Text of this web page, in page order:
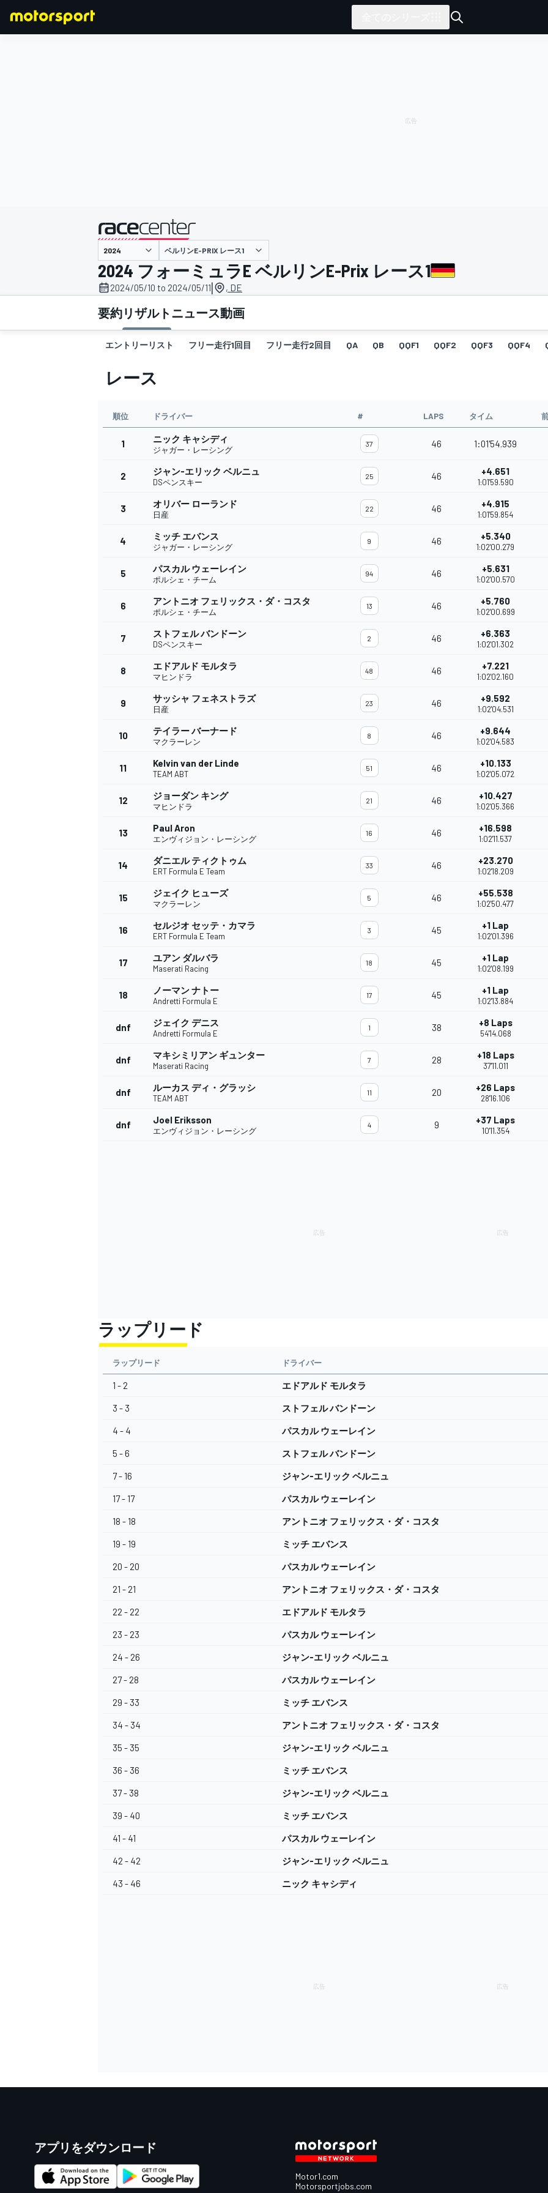
スーパーフォーミュラ
スーパーGT
フォーミュラE
すべてのカテゴリー
主催
ベルリンE-PRIX レース1
2024 フォーミュラE ベルリンE-Prix レース1
2024/05/10 to 2024/05/11| , DE
要約リザルト ニュース動画
エントリーリスト フリー走行1回目 フリー走行2回目 QA QB QQF1 QQF2 QQF3 QQF4
レース
順位 ドライバー # LAPS タイム
1 ニック キャシディ
ジャガー・レーシング
37 46 1:01'54.939
2 ジャン-エリック ベルニュ
DSペンスキー
25 46 +4.651
1:01'59.590
3 オリバー ローランド
日産
22 46 +4.915
1:01'59.854
4 ミッチ エバンス
ジャガー・レーシング
9 46 +5.340
1:02'00.279
5 パスカル ウェーレイン
ポルシェ・チーム
94 46 +5.631
1:02'00.570
6 アントニオ フェリックス・ダ・コスタ
ポルシェ・チーム
13 46 +5.760
1:02'00.699
7 ストフェル バンドーン
DSペンスキー
2 46 +6.363
1:02'01.302
8 エドアルド モルタラ
マヒンドラ
48 46 +7.221
1:02'02.160
9 サッシャ フェネストラズ
日産
23 46 +9.592
1:02'04.531
10 テイラー バーナード
マクラーレン
8 46 +9.644
1:02'04.583
11 Kelvin van der Linde
TEAM ABT
51 46 +10.133
1:02'05.072
12 ジョーダン キング
マヒンドラ
21 46 +10.427
1:02'05.366
13 Paul Aron
エンヴィジョン・レーシング
16 46 +16.598
1:02'11.537
14 ダニエル ティクトゥム
ERT Formula E Team
33 46 +23.270
1:02'18.209
15 ジェイク ヒューズ
マクラーレン
5 46 +55.538
1:02'50.477
16 セルジオ セッテ・カマラ
ERT Formula E Team
3 45 +1 Lap
1:02'01.396
17 ユアン ダルバラ
Maserati Racing
18 45 +1 Lap
1:02'08.199
18 ノーマン ナトー
Andretti Formula E
17 45 +1 Lap
1:02'13.884
dnf ジェイク デニス
Andretti Formula E
1 38 +8 Laps
54'14.068
dnf マキシミリアン ギュンター
Maserati Racing
7 28 +18 Laps
37'11.011
dnf ルーカス ディ・グラッシ
TEAM ABT
11 20 +26 Laps
28'16.106
dnf Joel Eriksson
エンヴィジョン・レーシング
4 9 +37 Laps
10'11.354
ラップリード
ラップリード ドライバー
1 - 2 エドアルド モルタラ
3 - 3 ストフェル バンドーン
4 - 4 パスカル ウェーレイン
5 - 6 ストフェル バンドーン
7 - 16 ジャン-エリック ベルニュ
17 - 17 パスカル ウェーレイン
18 - 18 アントニオ フェリックス・ダ・コスタ
19 - 19 ミッチ エバンス
20 - 20 パスカル ウェーレイン
21 - 21 アントニオ フェリックス・ダ・コスタ
22 - 22 エドアルド モルタラ
23 - 23 パスカル ウェーレイン
24 - 26 ジャン-エリック ベルニュ
27 - 28 パスカル ウェーレイン
29 - 33 ミッチ エバンス
34 - 34 アントニオ フェリックス・ダ・コスタ
35 - 35 ジャン-エリック ベルニュ
36 - 36 ミッチ エバンス
37 - 38 ジャン-エリック ベルニュ
39 - 40 ミッチ エバンス
41 - 41 パスカル ウェーレイン
42 - 42 ジャン-エリック ベルニュ
43 - 46 ニック キャシディ
アプリをダウンロード
Motor1.com
Motorsportjobs.com